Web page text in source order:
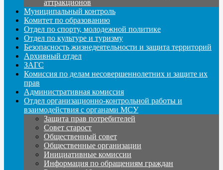
аттракционов
Муниципальный контроль
Комитет по образованию
Отдел по спорту, молодежной политике
Отдел по культуре и туризму
Безопасность жизнедеятельности и защита территорий
Архивный отдел
ЗАГС
Комиссия по делам несовершеннолетних и защите их
прав
Административная комиссия
Отдел организационно-контрольной работы и
взаимодействия с органами МСУ
Защита прав потребителей
Совет старост
Общественный совет
Общественные организации
Инициативные комиссии
Информация по обращениям граждан